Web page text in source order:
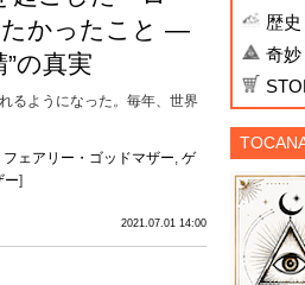
たかったこと ―
の真実
るようになった。毎年、世界
フェアリー・ゴッドマザー, ゲ
ー]
2021.07.01 14:00
歴史
奇妙